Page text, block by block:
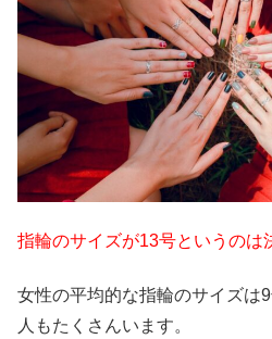
指輪のサイズが13号というのは
女性の平均的な指輪のサイズは
人もたくさんいます。